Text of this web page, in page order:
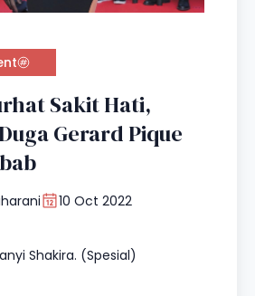
Sakit Hati,
Gerard Pique
10 Oct 2022
Shakira. (Spesial)